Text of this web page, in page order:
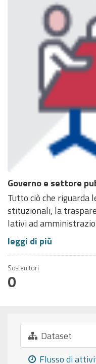
Governo e settore
Tutto ciò che riguarda
stituzionali, la
lativi ad
leggi di più
Sostenitori
0
Dataset
Flusso di